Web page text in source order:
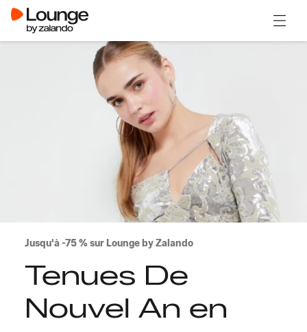
Jusqu'à -75 % sur Lounge by Zalando
Tenues De
Nouvel An en